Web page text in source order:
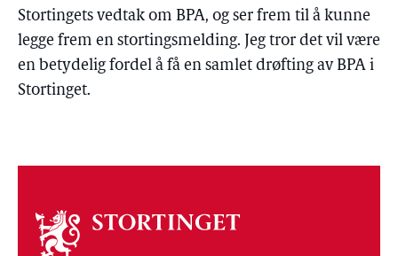
Stortingets vedtak om BPA, og ser frem til å kunne
legge frem en stortingsmelding. Jeg tror det vil være
en betydelig fordel å få en samlet drøfting av BPA i
Stortinget.
Om
stortinget